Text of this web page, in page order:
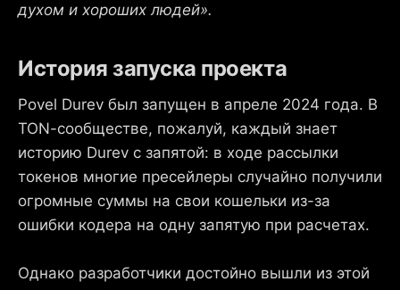
духом и хороших людей».
История запуска проекта
Povel Durev был запущен в апреле 2024 года. В
TON-сообществе, пожалуй, каждый знает
историю Durev с запятой: в ходе рассылки
токенов многие пресейлеры случайно получили
огромные суммы на свои кошельки из-за
ошибки кодера на одну запятую при расчетах.
Однако разработчики достойно вышли из этой